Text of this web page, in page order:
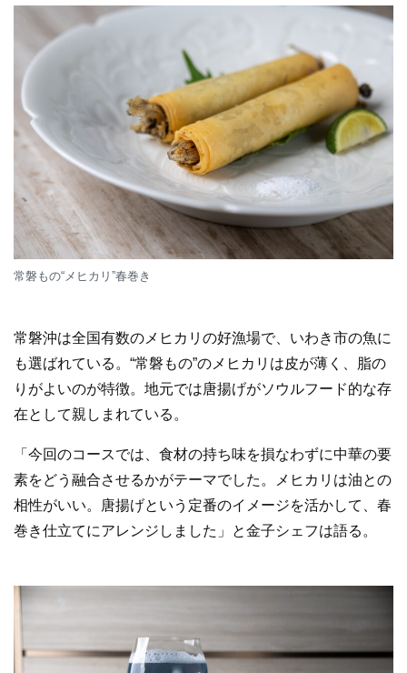
常磐もの“メヒカリ”春巻き
常磐沖は全国有数のメヒカリの好漁場で、いわき市の魚に
も選ばれている。“常磐もの”のメヒカリは皮が薄く、脂の
りがよいのが特徴。地元では唐揚げがソウルフード的な存
在として親しまれている。
「今回のコースでは、食材の持ち味を損なわずに中華の要
素をどう融合させるかがテーマでした。メヒカリは油との
相性がいい。唐揚げという定番のイメージを活かして、春
巻き仕立てにアレンジしました」と金子シェフは語る。